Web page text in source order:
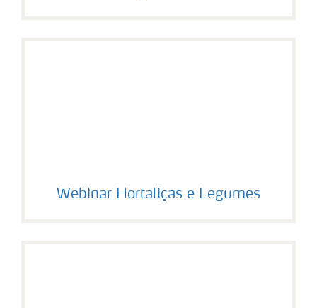
Webinar Hortaliças e Legumes